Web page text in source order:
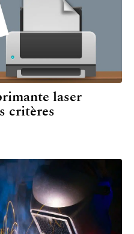
laser
critères